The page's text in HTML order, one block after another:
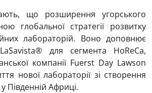
що розширення угорського
глобальної стратегії розвитку
лабораторій. Воно доповнює
для сегмента HoReCa,
компанії Fuerst Day Lawson
нової лабораторії зі створення
Південній Африці.